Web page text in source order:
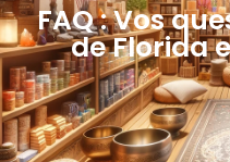
FAQ : Vos
de Florida